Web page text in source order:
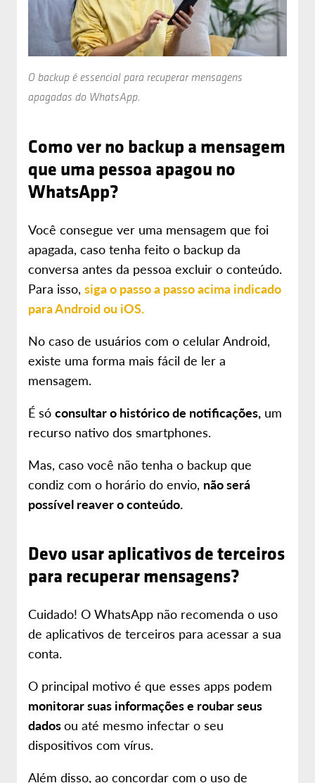
O backup é essencial para recuperar mensagens
apagadas do WhatsApp.
Como ver no backup a mensagem
que uma pessoa apagou no
WhatsApp?
Você consegue ver uma mensagem que foi
apagada, caso tenha feito o backup da
conversa antes da pessoa excluir o conteúdo.
Para isso, siga o passo a passo acima indicado
para Android ou iOS.
No caso de usuários com o celular Android,
existe uma forma mais fácil de ler a
mensagem.
É só consultar o histórico de notificações, um
recurso nativo dos smartphones.
Mas, caso você não tenha o backup que
condiz com o horário do envio, não será
possível reaver o conteúdo.
Devo usar aplicativos de terceiros
para recuperar mensagens?
Cuidado! O WhatsApp não recomenda o uso
de aplicativos de terceiros para acessar a sua
conta.
O principal motivo é que esses apps podem
monitorar suas informações e roubar seus
dadosou até mesmo infectar o seu
dispositivos com vírus.
Além disso, ao concordar com o uso de